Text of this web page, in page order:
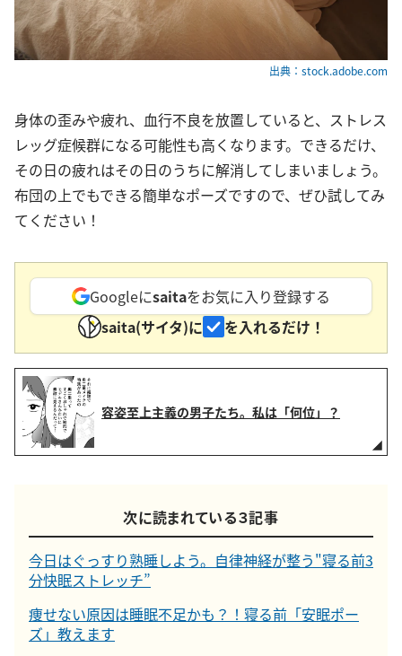
出典：stock.adobe.com
身体の歪みや疲れ、血行不良を放置していると、ストレス
レッグ症候群になる可能性も高くなります。できるだけ、
その日の疲れはその日のうちに解消してしまいましょう。
布団の上でもできる簡単なポーズですので、ぜひ試してみ
てください！
Googleにsaitaをお気に入り登録する
saita(サイタ)に
を入れるだけ！
容姿至上主義の男子たち。私は「何位」？
次に読まれている３記事
今日はぐっすり熟睡しよう。自律神経が整う"寝る前3
分快眠ストレッチ”
痩せない原因は睡眠不足かも？！寝る前「安眠ポー
ズ」教えます